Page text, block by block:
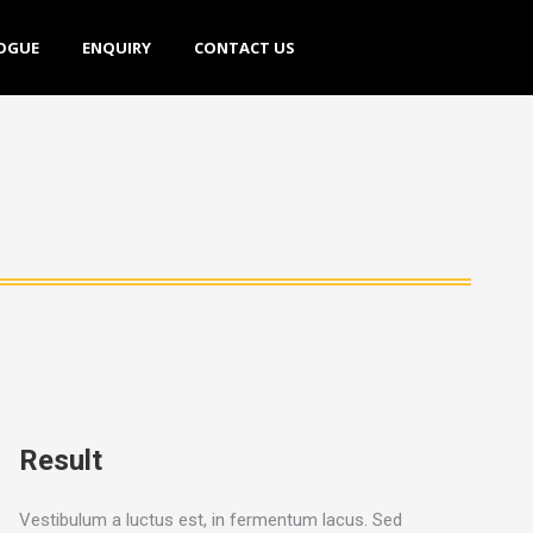
ENQUIRY CONTACT US
Result
Vestibulum a luctus est, in fermentum lacus. Sed